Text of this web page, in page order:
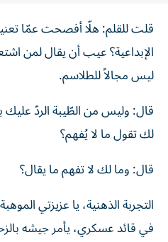
قلت للقلم: هلّا أفصحت عمّا تعنيه
الإبداعية؟ عيب أن يقال لمن
ليس مجالاً للطلاسم.
قال: وليس من الطّيبة الردّ عليك
لك تقول ما لا يُفهم؟
قال: وما لك لا تفهم ما يقال؟
التجربة الذهنية، يا عزيزتي
في قائد عسكري، يأمر جيشه